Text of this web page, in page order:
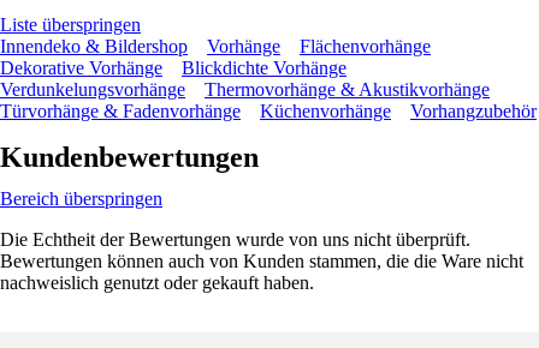
Liste überspringen
Innendeko & Bildershop
Vorhänge
Flächenvorhänge
Dekorative Vorhänge
Blickdichte Vorhänge
Verdunkelungsvorhänge
Thermovorhänge & Akustikvorhänge
Türvorhänge & Fadenvorhänge
Küchenvorhänge Vorhangzubehör
Kundenbewertungen
Bereich überspringen
Die Echtheit der Bewertungen wurde von uns nicht überprüft.
Bewertungen können auch von Kunden stammen, die die Ware nicht
nachweislich genutzt oder gekauft haben.